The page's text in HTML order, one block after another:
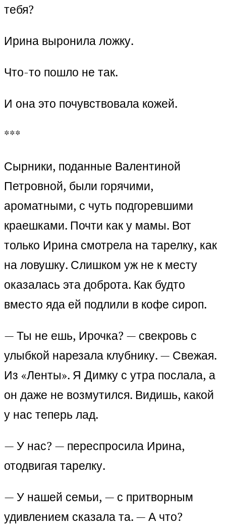
тебя?
Ирина выронила ложку.
Что-то пошло не так.
И она это почувствовала кожей.
***
Сырники, поданные Валентиной
Петровной, были горячими,
ароматными, с чуть подгоревшими
краешками. Почти как у мамы. Вот
только Ирина смотрела на тарелку, как
на ловушку. Слишком уж не к месту
оказалась эта доброта. Как будто
вместо яда ей подлили в кофе сироп.
— Ты не ешь, Ирочка? — свекровь с
улыбкой нарезала клубнику. — Свежая.
Из «Ленты». Я Димку с утра послала, а
он даже не возмутился. Видишь, какой
у нас теперь лад.
— У нас? — переспросила Ирина,
отодвигая тарелку.
— У нашей семьи, — с притворным
удивлением сказала та. — А что?